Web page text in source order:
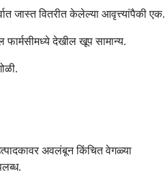
जास्त वितरीत केलेल्या आवृत्त्यांपैकी एक.
फार्मसीमध्ये देखील खूप सामान्य.
अवलंबून किंचित वेगळ्या